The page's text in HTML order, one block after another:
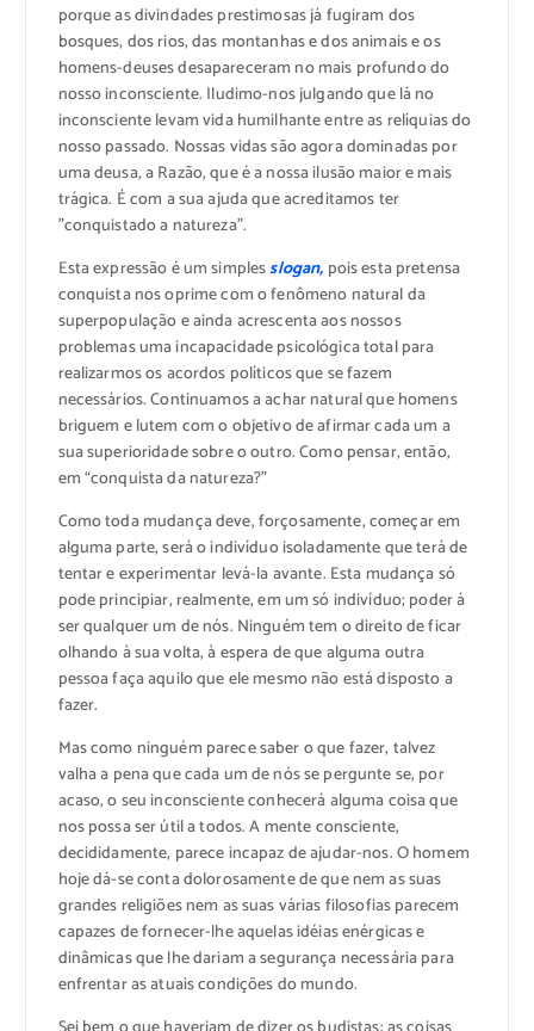
porque as divindades prestimosas já fugiram dos
bosques, dos rios, das montanhas e dos animais e os
homens-deuses desapareceram no mais profundo do
nosso inconsciente. Iludimo-nos julgando que lá no
inconsciente levam vida humilhante entre as relíquias do
nosso passado. Nossas vidas são agora dominadas por
uma deusa, a Razão, que é a nossa ilusão maior e mais
trágica. É com a sua ajuda que acreditamos ter
”conquistado a natureza”.
Esta expressão é um simplesslogan, pois esta pretensa
conquista nos oprime com o fenômeno natural da
superpopulação e ainda acrescenta aos nossos
problemas uma incapacidade psicológica total para
realizarmos os acordos políticos que se fazem
necessários. Continuamos a achar natural que homens
briguem e lutem com o objetivo de afirmar cada um a
sua superioridade sobre o outro. Como pensar, então,
em “conquista da natureza?”
Como toda mudança deve, forçosamente, começar em
alguma parte, será o indivíduo isoladamente que terá de
tentar e experimentar levá-la avante. Esta mudança só
pode principiar, realmente, em um só indivíduo; poder á
ser qualquer um de nós. Ninguém tem o direito de ficar
olhando à sua volta, à espera de que alguma outra
pessoa faça aquilo que ele mesmo não está disposto a
fazer.
Mas como ninguém parece saber o que fazer, talvez
valha a pena que cada um de nós se pergunte se, por
acaso, o seu inconsciente conhecerá alguma coisa que
nos possa ser útil a todos. A mente consciente,
decididamente, parece incapaz de ajudar-nos. O homem
hoje dá-se conta dolorosamente de que nem as suas
grandes religiões nem as suas várias filosofias parecem
capazes de fornecer-lhe aquelas idéias enérgicas e
dinâmicas que lhe dariam a segurança necessária para
enfrentar as atuais condições do mundo.